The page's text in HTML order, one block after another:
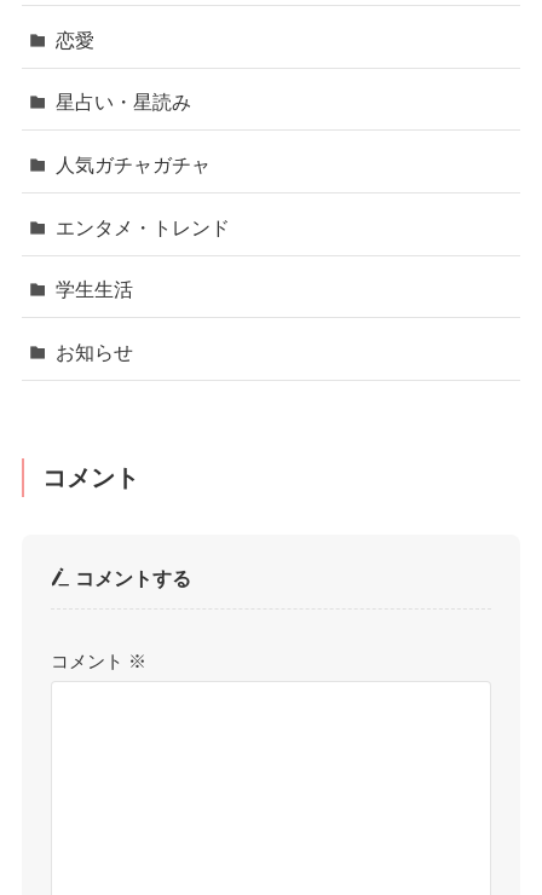
恋愛
星占い・星読み
人気ガチャガチャ
エンタメ・トレンド
学生生活
お知らせ
コメント
コメントする
コメント ※